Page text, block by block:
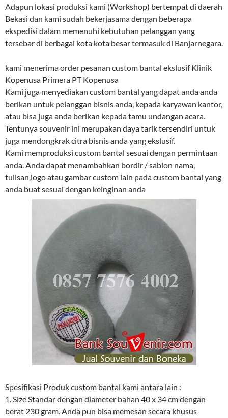
Adapun lokasi produksi kami (Workshop) bertempat di daerah
Bekasi dan kami sudah bekerjasama dengan beberapa
ekspedisi dalam memenuhi kebutuhan pelanggan yang
tersebar di berbagai kota kota besar termasuk di Banjarnegara.
kami menerima order pesanan custom bantal ekslusif Klinik
Kopenusa Primera PT Kopenusa
Kami juga menyediakan custom bantal yang dapat anda anda
berikan untuk pelanggan bisnis anda, kepada karyawan kantor,
atau bisa juga anda berikan kepada tamu undangan acara.
Tentunya souvenir ini merupakan daya tarik tersendiri untuk
juga mendongkrak citra bisnis anda yang ekslusif.
Kami memproduksi custom bantal sesuai dengan permintaan
anda. Anda dapat menambahkan bordir / sablon nama,
tulisan,logo atau gambar custom lain pada custom bantal yang
anda buat sesuai dengan keinginan anda
Spesifikasi Produk custom bantal kami antara lain :
1. Size Standar dengan diameter bahan 40 x 34 cm dengan
berat 230 gram. Anda pun bisa memesan secara khusus